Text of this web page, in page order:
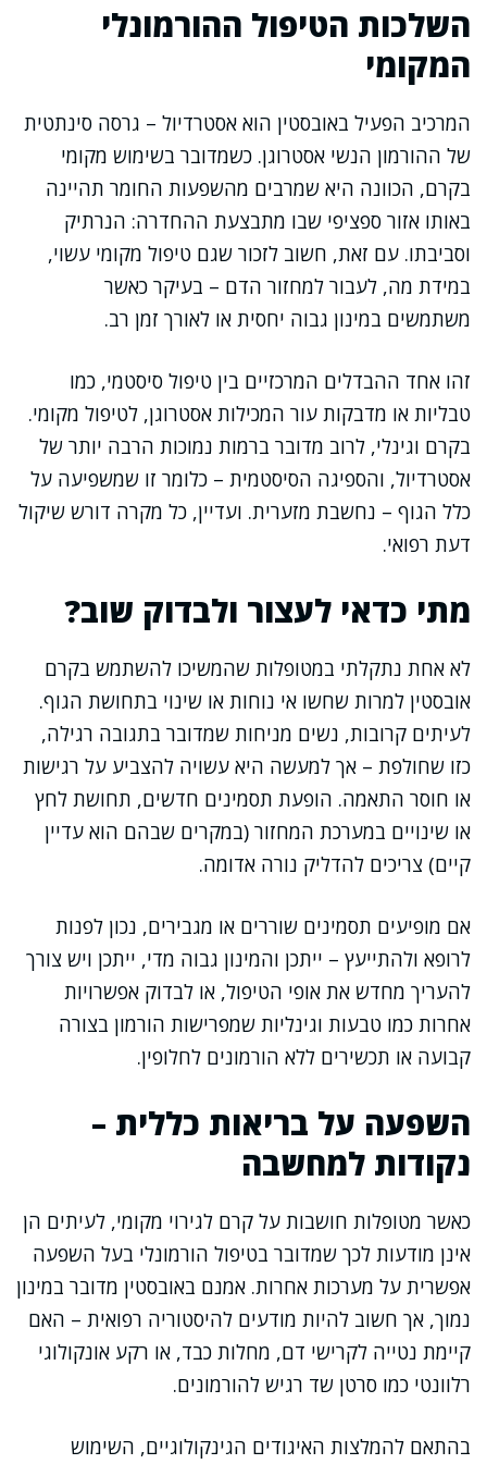
השלכות הטיפול ההורמונלי
המקומי
המרכיב הפעיל באובסטין הוא אסטרדיול – גרסה סינתטית
של ההורמון הנשי אסטרוגן. כשמדובר בשימוש מקומי
בקרם, הכוונה היא שמרבים מהשפעות החומר תהיינה
באותו אזור ספציפי שבו מתבצעת ההחדרה: הנרתיק
וסביבתו. עם זאת, חשוב לזכור שגם טיפול מקומי עשוי,
במידת מה, לעבור למחזור הדם – בעיקר כאשר
משתמשים במינון גבוה יחסית או לאורך זמן רב.
זהו אחד ההבדלים המרכזיים בין טיפול סיסטמי, כמו
טבליות או מדבקות עור המכילות אסטרוגן, לטיפול מקומי.
בקרם וגינלי, לרוב מדובר ברמות נמוכות הרבה יותר של
אסטרדיול, והספיגה הסיסטמית – כלומר זו שמשפיעה על
כלל הגוף – נחשבת מזערית. ועדיין, כל מקרה דורש שיקול
דעת רפואי.
מתי כדאי לעצור ולבדוק שוב?
לא אחת נתקלתי במטופלות שהמשיכו להשתמש בקרם
אובסטין למרות שחשו אי נוחות או שינוי בתחושת הגוף.
לעיתים קרובות, נשים מניחות שמדובר בתגובה רגילה,
כזו שחולפת – אך למעשה היא עשויה להצביע על רגישות
או חוסר התאמה. הופעת תסמינים חדשים, תחושת לחץ
או שינויים במערכת המחזור (במקרים שבהם הוא עדיין
קיים) צריכים להדליק נורה אדומה.
אם מופיעים תסמינים שוררים או מגבירים, נכון לפנות
לרופא ולהתייעץ – ייתכן והמינון גבוה מדי, ייתכן ויש צורך
להעריך מחדש את אופי הטיפול, או לבדוק אפשרויות
אחרות כמו טבעות וגינליות שמפרישות הורמון בצורה
קבועה או תכשירים ללא הורמונים לחלופין.
השפעה על בריאות כללית –
נקודות למחשבה
כאשר מטופלות חושבות על קרם לגירוי מקומי, לעיתים הן
אינן מודעות לכך שמדובר בטיפול הורמונלי בעל השפעה
אפשרית על מערכות אחרות. אמנם באובסטין מדובר במינון
נמוך, אך חשוב להיות מודעים להיסטוריה רפואית – האם
קיימת נטייה לקרישי דם, מחלות כבד, או רקע אונקולוגי
רלוונטי כמו סרטן שד רגיש להורמונים.
בהתאם להמלצות האיגודים הגינקולוגיים, השימוש